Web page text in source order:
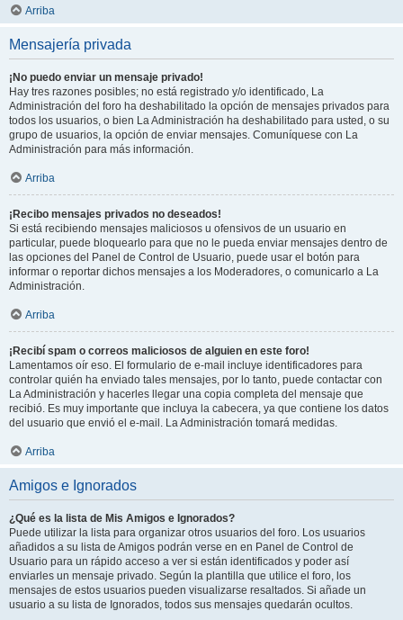
Arriba
Mensajería privada
¡No puedo enviar un mensaje privado!
Hay tres razones posibles; no está registrado y/o identificado, La
Administración del foro ha deshabilitado la opción de mensajes privados para
todos los usuarios, o bien La Administración ha deshabilitado para usted, o su
grupo de usuarios, la opción de enviar mensajes. Comuníquese con La
Administración para más información.
Arriba
¡Recibo mensajes privados no deseados!
Si está recibiendo mensajes maliciosos u ofensivos de un usuario en
particular, puede bloquearlo para que no le pueda enviar mensajes dentro de
las opciones del Panel de Control de Usuario, puede usar el botón para
informar o reportar dichos mensajes a los Moderadores, o comunicarlo a La
Administración.
Arriba
¡Recibí spam o correos maliciosos de alguien en este foro!
Lamentamos oír eso. El formulario de e-mail incluye identificadores para
controlar quién ha enviado tales mensajes, por lo tanto, puede contactar con
La Administración y hacerles llegar una copia completa del mensaje que
recibió. Es muy importante que incluya la cabecera, ya que contiene los datos
del usuario que envió el e-mail. La Administración tomará medidas.
Arriba
Amigos e Ignorados
¿Qué es la lista de Mis Amigos e Ignorados?
Puede utilizar la lista para organizar otros usuarios del foro. Los usuarios
añadidos a su lista de Amigos podrán verse en en Panel de Control de
Usuario para un rápido acceso a ver si están identificados y poder así
enviarles un mensaje privado. Según la plantilla que utilice el foro, los
mensajes de estos usuarios pueden visualizarse resaltados. Si añade un
usuario a su lista de Ignorados, todos sus mensajes quedarán ocultos.